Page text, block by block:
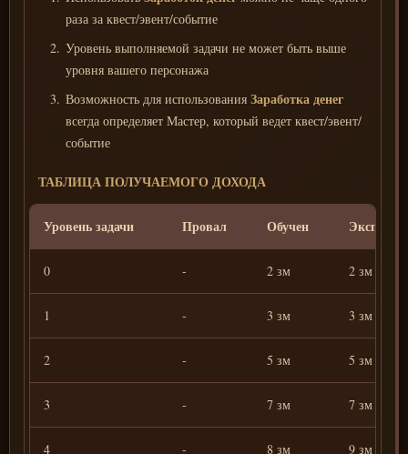
раза за квест/эвент/событие
Уровень выполняемой задачи не может быть выше
уровня вашего персонажа
Возможность для использования Заработка денег
всегда определяет Мастер, который ведет квест/эвент/
событие
ТАБЛИЦА ПОЛУЧАЕМОГО ДОХОДА
Уровень задачи Провал Обучен Эксперт
0 - 2 зм 2 зм
1 - 3 зм 3 зм
2 - 5 зм 5 зм
3 - 7 зм 7 зм
4 - 8 зм 9 зм